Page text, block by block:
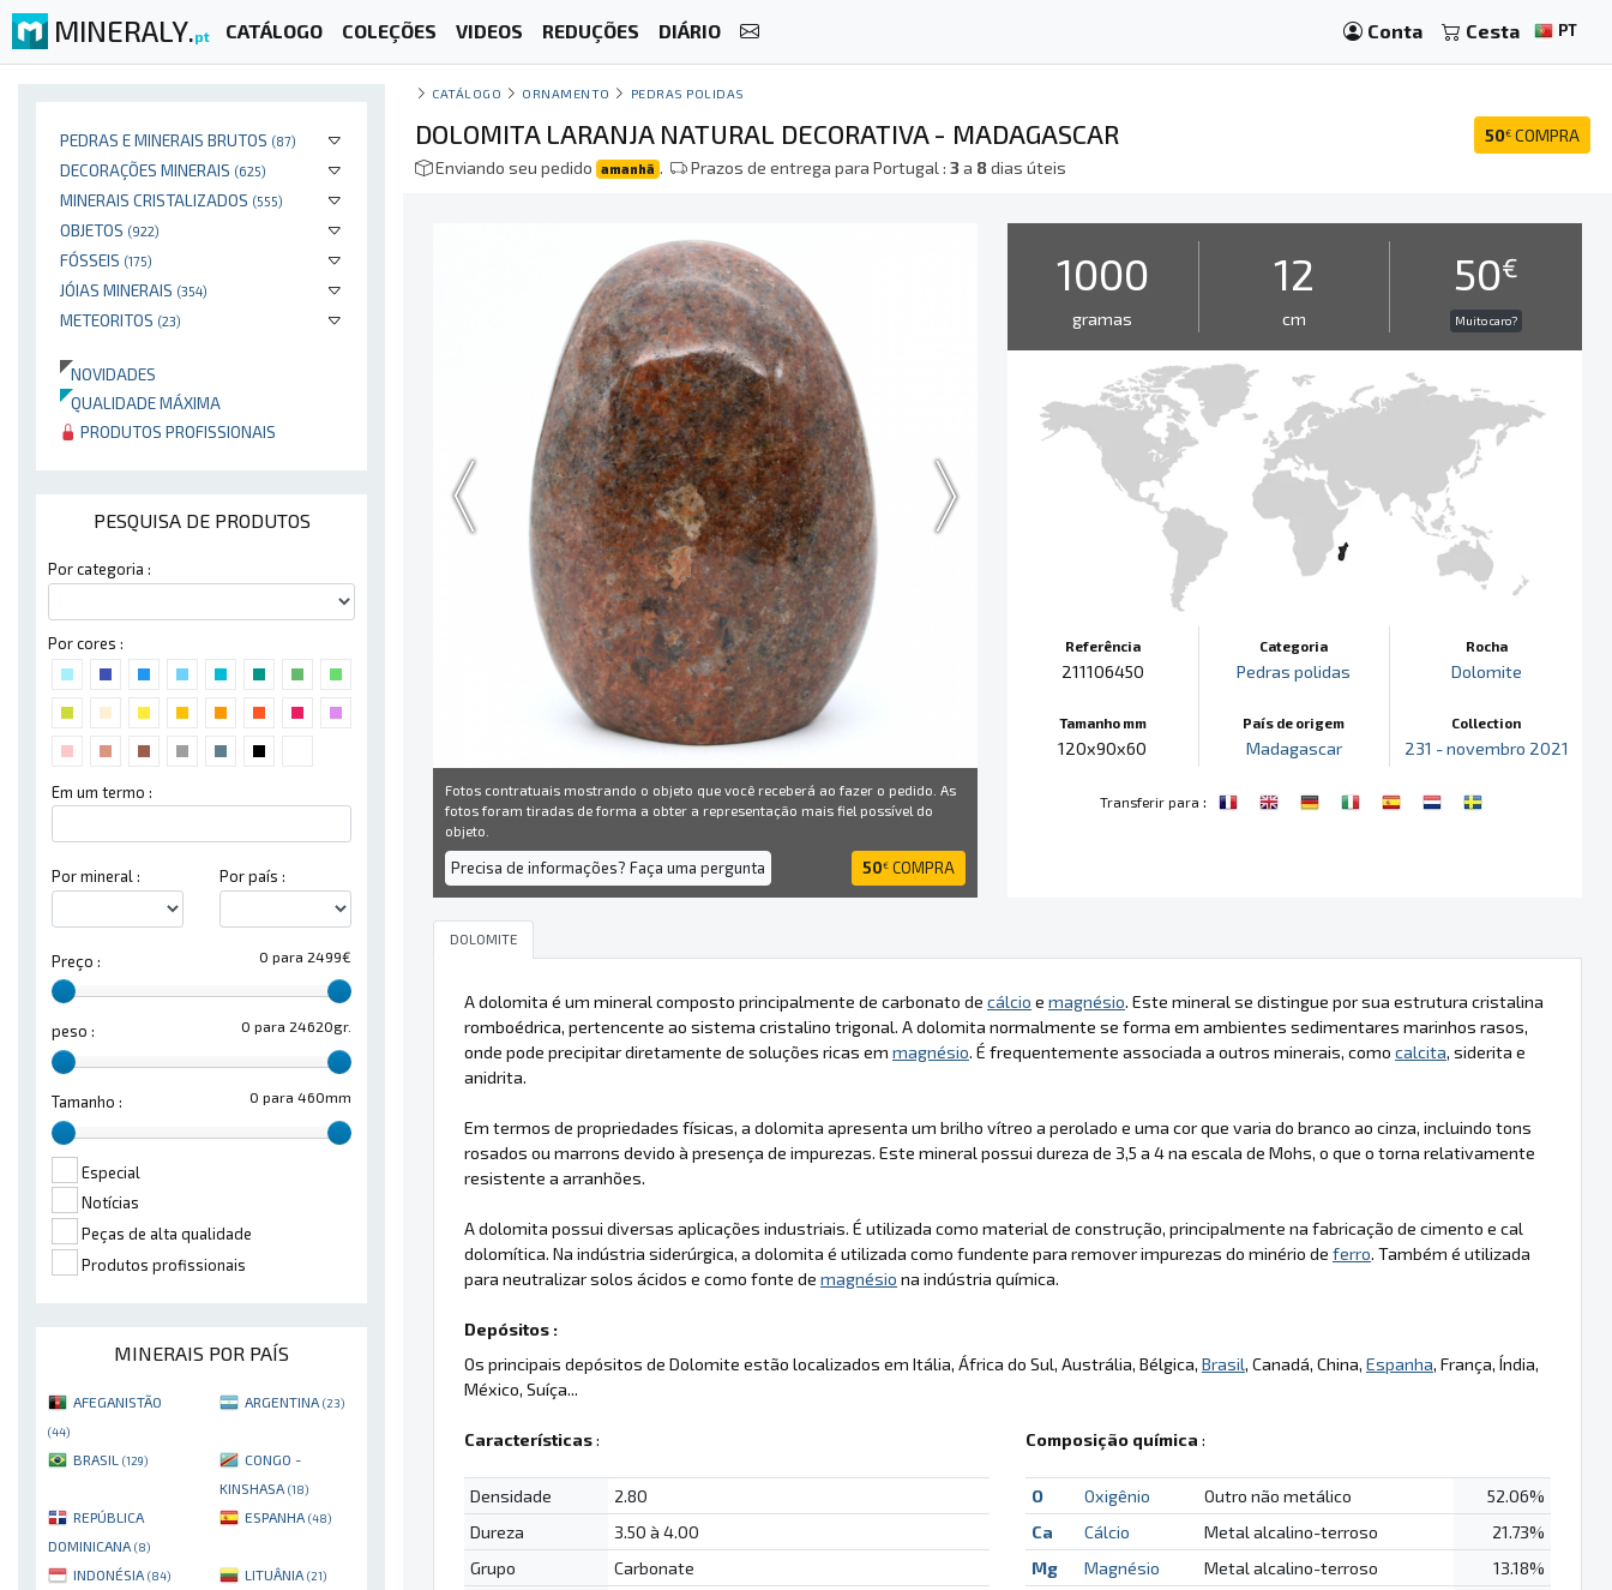
MINERALY.pt CATÁLOGO COLEÇÕES VIDEOS REDUÇÕES DIÁRIO Conta Cesta PT
PEDRAS E MINERAIS BRUTOS (87)
DECORAÇÕES MINERAIS (625)
MINERAIS CRISTALIZADOS (555)
OBJETOS (922)
FÓSSEIS (175)
JÓIAS MINERAIS (354)
METEORITOS (23)
NOVIDADES
QUALIDADE MÁXIMA
PRODUTOS PROFISSIONAIS
PESQUISA DE PRODUTOS
Por categoria :
Por cores :
Em um termo :
Por mineral : Por país :
0 para 2499€
Preço :
0 para 24620gr.
peso :
0 para 460mm
Tamanho :
Especial
Notícias
Peças de alta qualidade
Produtos profissionais
MINERAIS POR PAÍS
AFEGANISTÃO
(44)
ARGENTINA (23)
BRASIL (129)
CONGO -
KINSHASA (18)
REPÚBLICA
DOMINICANA (8)
ESPANHA (48)
INDONÉSIA (84) LITUÂNIA (21)
CATÁLOGO ORNAMENTO PEDRAS POLIDAS
50€ COMPRA
DOLOMITA LARANJA NATURAL DECORATIVA - MADAGASCAR
Enviando seu pedido amanhã . Prazos de entrega para Portugal :3a 8dias úteis
Fotos contratuais mostrando o objeto que você receberá ao fazer o pedido. As
fotos foram tiradas de forma a obter a representação mais fiel possível do
objeto.
Precisa de informações? Faça uma pergunta 50€ COMPRA
1000
gramas
12
cm
50€
Muito caro?
Referência
211106450
Tamanho mm
120x90x60
Categoria
Pedras polidas
País de origem
Madagascar
Rocha
Dolomite
Collection
231 - novembro 2021
Transferir para :
DOLOMITE
A dolomita é um mineral composto principalmente de carbonato de cálcio e magnésio. Este mineral se distingue por sua estrutura cristalina
romboédrica, pertencente ao sistema cristalino trigonal. A dolomita normalmente se forma em ambientes sedimentares marinhos rasos,
onde pode precipitar diretamente de soluções ricas em magnésio. É frequentemente associada a outros minerais, como calcita, siderita e
anidrita.
Em termos de propriedades físicas, a dolomita apresenta um brilho vítreo a perolado e uma cor que varia do branco ao cinza, incluindo tons
rosados ou marrons devido à presença de impurezas. Este mineral possui dureza de 3,5 a 4 na escala de Mohs, o que o torna relativamente
resistente a arranhões.
A dolomita possui diversas aplicações industriais. É utilizada como material de construção, principalmente na fabricação de cimento e cal
dolomítica. Na indústria siderúrgica, a dolomita é utilizada como fundente para remover impurezas do minério de ferro. Também é utilizada
para neutralizar solos ácidos e como fonte de magnésio na indústria química.
Depósitos :
Os principais depósitos de Dolomite estão localizados em Itália, África do Sul, Austrália, Bélgica, Brasil, Canadá, China, Espanha, França, Índia,
México, Suíça...
Características:
Densidade
2.80
Dureza
3.50 à 4.00
Grupo
Carbonate
Composição química :
O Oxigênio Outro não metálico
52.06%
Ca
Cálcio Metal alcalino-terroso
21.73%
Mg
Magnésio Metal alcalino-terroso
13.18%